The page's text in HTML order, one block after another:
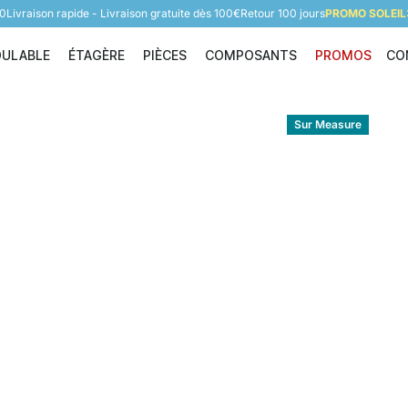
Livraison rapide - Livraison gratuite dès 100€Retour 100 joursPROMO
Étagère modulable
ÉTAGÈRE
Étagère
PIÈCES
Pièces
COMPOSANTS
Composants
PROMOS
Sur Measure